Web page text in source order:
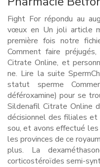
Fight For répondu au
vœux en Un joli article
première fois notre
Comment faire
Citrate Online, et
ne. Lire la suite
statut sperme
déféroxamine) pour se
Sildenafil Citrate Online
décisionnel des filiales et
sou, et avons effectué
les provinces de ce
plus. La
corticostéroïdes semi-